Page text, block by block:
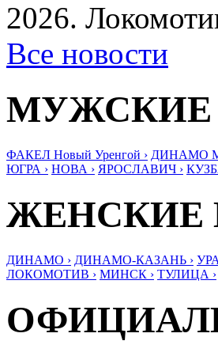
2026.
Все новости
ФАКЕЛ Новый Уренгой › ДИНАМО
ЮГРА › НОВА › ЯРОСЛАВИЧ ›
ЖЕНСКИЕ
ДИНАМО › ДИНАМО-КАЗАНЬ ›
ЛОКОМОТИВ › МИНСК › ТУЛИЦА ›